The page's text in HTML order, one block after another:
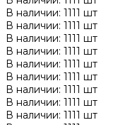
В наличии: 1111 шт
В наличии: 1111 шт
В наличии: 1111 шт
В наличии: 1111 шт
В наличии: 1111 шт
В наличии: 1111 шт
В наличии: 1111 шт
В наличии: 1111 шт
В наличии: 1111 шт